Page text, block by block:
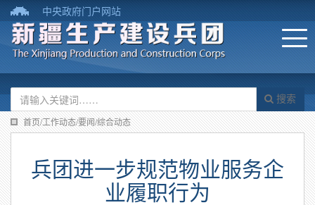
中央政府门户网站
搜索
首页/工作动态/要闻/综合动态
兵团进一步规范物业服务企
业履职行为